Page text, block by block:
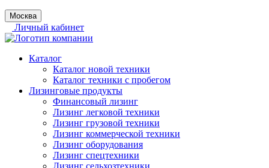
Москва
Личный кабинет
Каталог
Каталог новой техники
Каталог техники с пробегом
Лизинговые продукты
Финансовый лизинг
Лизинг легковой техники
Лизинг грузовой техники
Лизинг коммерческой техники
Лизинг оборудования
Лизинг спецтехники
Лизинг сельхозтехники